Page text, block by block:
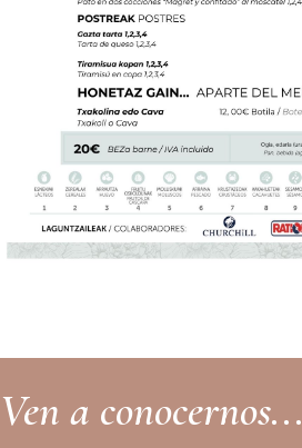
Ven a conocernos...